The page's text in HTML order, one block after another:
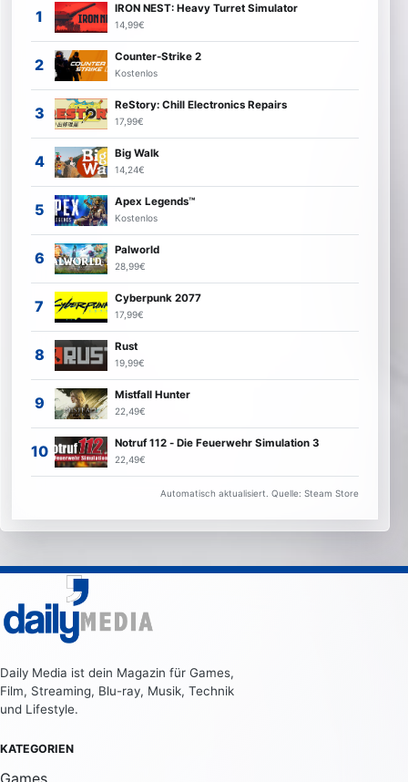
IRON NEST: Heavy Turret Simulator
14,99€
Counter-Strike 2
Kostenlos
ReStory: Chill Electronics Repairs
17,99€
Big Walk
14,24€
Apex Legends™
Kostenlos
Palworld
28,99€
Cyberpunk 2077
17,99€
Rust
19,99€
Mistfall Hunter
22,49€
Notruf 112 - Die Feuerwehr Simulation 3
22,49€
Automatisch aktualisiert. Quelle: Steam Store
Daily Media ist dein Magazin für Games,
Film, Streaming, Blu-ray, Musik, Technik
und Lifestyle.
KATEGORIEN
Games